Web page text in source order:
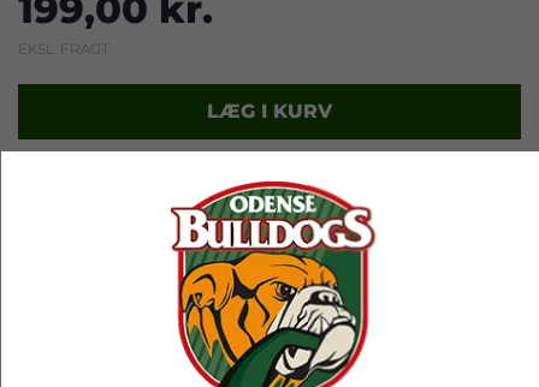
199,00 kr.
EKSL. FRAGT
LÆG I KURV
RELATEREDE PRODUKTER